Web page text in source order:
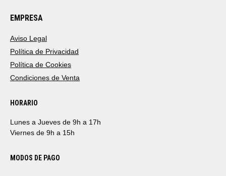
EMPRESA
Aviso Legal
Política de Privacidad
Política de Cookies
Condiciones de Venta
HORARIO
Lunes a Jueves de 9h a 17h
Viernes de 9h a 15h
MODOS DE PAGO